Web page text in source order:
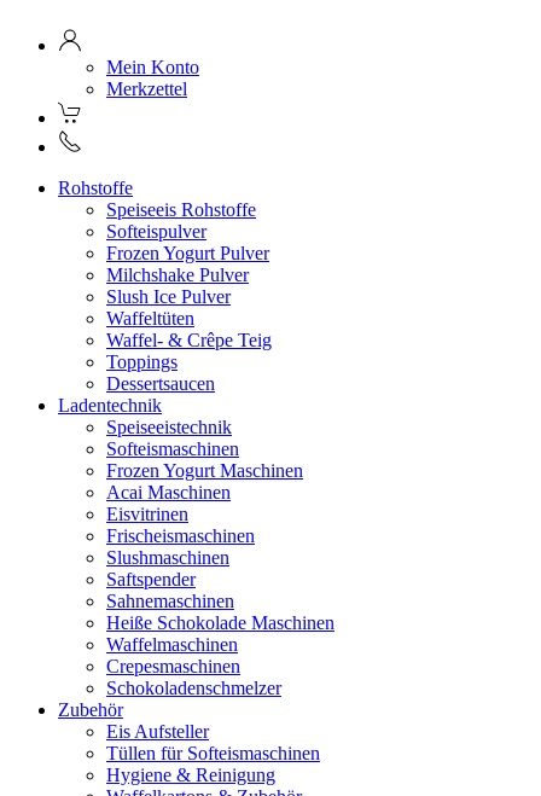
Mein Konto
Merkzettel
Rohstoffe
Speiseeis Rohstoffe
Softeispulver
Frozen Yogurt Pulver
Milchshake Pulver
Slush Ice Pulver
Waffeltüten
Waffel- & Crêpe Teig
Toppings
Dessertsaucen
Ladentechnik
Speiseeistechnik
Softeismaschinen
Frozen Yogurt Maschinen
Acai Maschinen
Eisvitrinen
Frischeismaschinen
Slushmaschinen
Saftspender
Sahnemaschinen
Heiße Schokolade Maschinen
Waffelmaschinen
Crepesmaschinen
Schokoladenschmelzer
Zubehör
Eis Aufsteller
Tüllen für Softeismaschinen
Hygiene & Reinigung